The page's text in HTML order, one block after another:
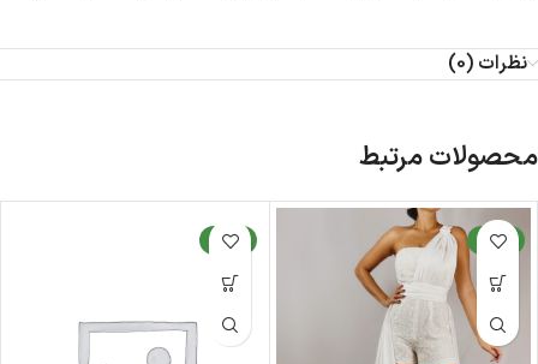
نظرات (0)
محصولات مرتبط
جدید جدید